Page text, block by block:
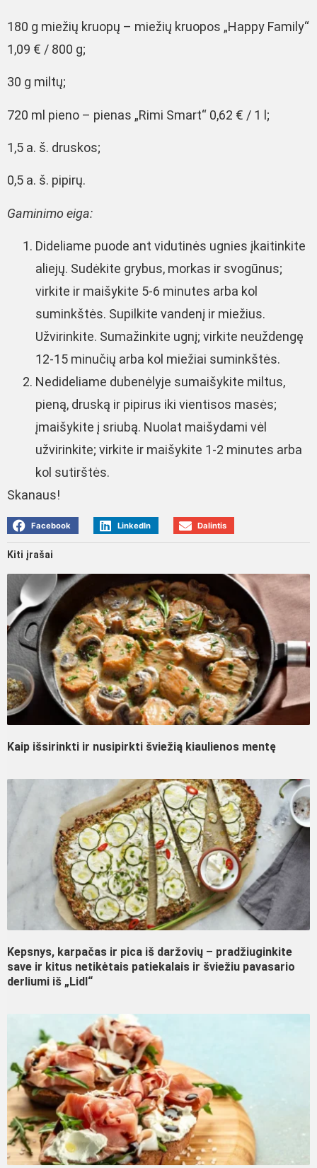
180 g miežių kruopų – miežių kruopos „Happy Family“
1,09 € / 800 g;
30 g miltų;
720 ml pieno – pienas „Rimi Smart“ 0,62 € / 1 l;
1,5 a. š. druskos;
0,5 a. š. pipirų.
Gaminimo eiga:
Dideliame puode ant vidutinės ugnies įkaitinkite
aliejų. Sudėkite grybus, morkas ir svogūnus;
virkite ir maišykite 5-6 minutes arba kol
suminkštės. Supilkite vandenį ir miežius.
Užvirinkite. Sumažinkite ugnį; virkite neuždengę
12-15 minučių arba kol miežiai suminkštės.
Nedideliame dubenėlyje sumaišykite miltus,
pieną, druską ir pipirus iki vientisos masės;
įmaišykite į sriubą. Nuolat maišydami vėl
užvirinkite; virkite ir maišykite 1-2 minutes arba
kol sutirštės.
Skanaus!
Facebook LinkedIn Dalintis
Kiti įrašai
Kaip išsirinkti ir nusipirkti šviežią kiaulienos mentę
Kepsnys, karpačas ir pica iš daržovių – pradžiuginkite
save ir kitus netikėtais patiekalais ir šviežiu pavasario
derliumi iš „Lidl“